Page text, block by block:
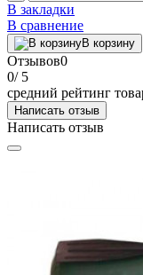
В закладки
В сравнение
В корзину
Отзывов0
0/ 5
средний рейтинг
Написать отзыв
Написать отзыв